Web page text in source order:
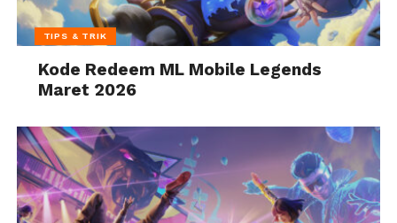
TIPS & TRIK
Kode Redeem ML Mobile Legends
Maret 2026